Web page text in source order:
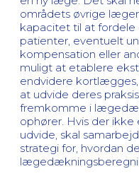
områdets øvrige
kapacitet til at
patienter, eventuelt
kompensation eller
muligt at etablere
endvidere
at udvide deres
fremkomme i
ophører. Hvis der ikke
udvide, skal
strategi for, hvordan